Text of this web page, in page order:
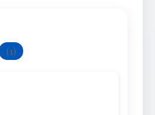
(1)